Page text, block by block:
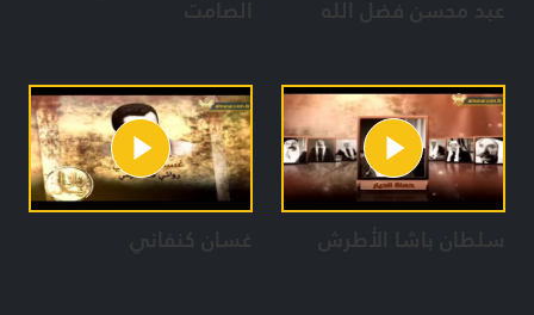
عبد محسن فضل الله الصامت
سلطان باشا الأطرش غسان كنفاني